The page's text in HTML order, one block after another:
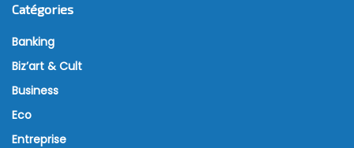
Catégories
Banking
Biz’art & Cult
Business
Eco
Entreprise